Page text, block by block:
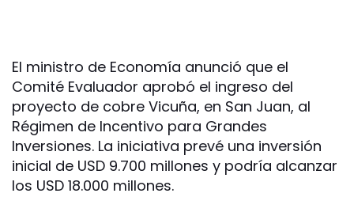
El ministro de Economía anunció que el
Comité Evaluador aprobó el ingreso del
proyecto de cobre Vicuña, en San Juan, al
Régimen de Incentivo para Grandes
Inversiones. La iniciativa prevé una inversión
inicial de USD 9.700 millones y podría alcanzar
los USD 18.000 millones.